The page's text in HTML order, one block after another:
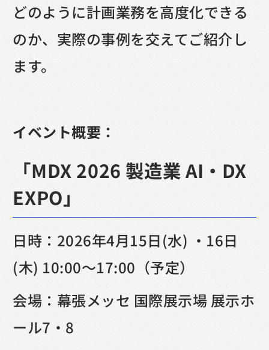
どのように計画業務を高度化できる
のか、実際の事例を交えてご紹介し
ます。
イベント概要：
「MDX 2026 製造業 AI・DX
EXPO」
日時：2026年4月15日(水) ・16日
(木) 10:00〜17:00（予定）
会場：幕張メッセ 国際展示場 展示ホ
ール7・8